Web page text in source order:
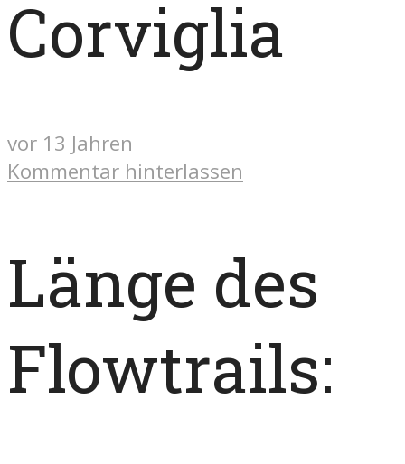
Corviglia
vor 13 Jahren
Kommentar hinterlassen
Länge des
Flowtrails: